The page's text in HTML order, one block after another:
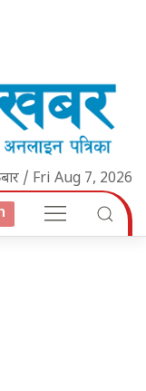
/ Fri Aug 7, 2026